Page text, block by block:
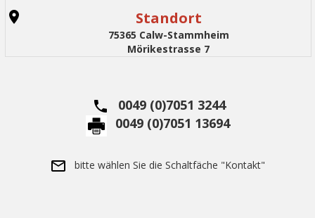
Standort
75365 Calw-Stammheim
Mörikestrasse 7
0049 (0)7051 3244
0049 (0)7051 13694
bitte wählen Sie die Schaltfäche "Kontakt"